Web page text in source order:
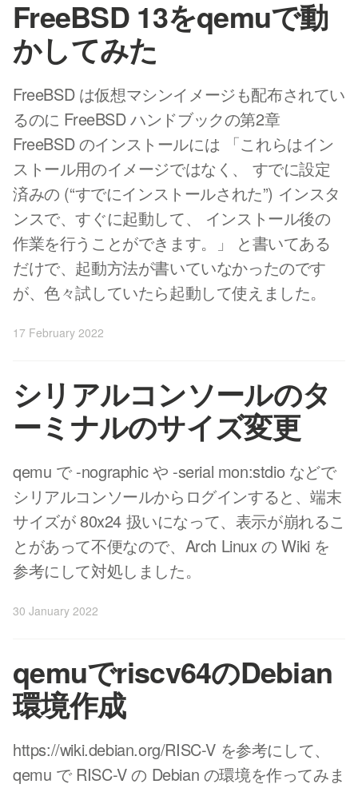
FreeBSD 13をqemuで動
かしてみた
FreeBSD は仮想マシンイメージも配布されてい
るのに FreeBSD ハンドブックの第2章
FreeBSD のインストールには 「これらはイン
ストール用のイメージではなく、 すでに設定
済みの (“すでにインストールされた”) インスタ
ンスで、すぐに起動して、 インストール後の
作業を行うことができます。」 と書いてある
だけで、起動方法が書いていなかったのです
が、色々試していたら起動して使えました。
17 February 2022
シリアルコンソールのタ
ーミナルのサイズ変更
qemu で -nographic や -serial mon:stdio などで
シリアルコンソールからログインすると、端末
サイズが 80x24 扱いになって、表示が崩れるこ
とがあって不便なので、Arch Linux の Wiki を
参考にして対処しました。
30 January 2022
qemuでriscv64のDebian
環境作成
https://wiki.debian.org/RISC-V を参考にして、
qemu で RISC-V の Debian の環境を作ってみま